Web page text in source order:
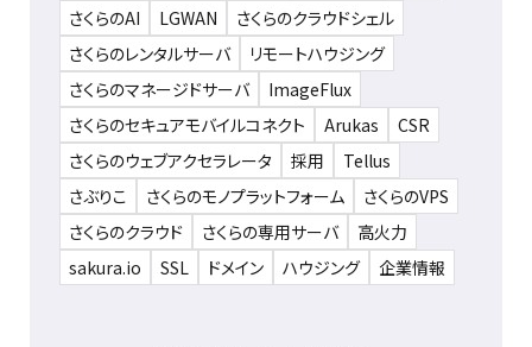
さくらのAI
LGWAN
さくらのクラウドシェル
さくらのレンタルサーバ
リモートハウジング
さくらのマネージドサーバ
ImageFlux
さくらのセキュアモバイルコネクト
Arukas
CSR
さくらのウェブアクセラレータ
採用
Tellus
さぶりこ
さくらのモノプラットフォーム
さくらのVPS
さくらのクラウド
さくらの専用サーバ
高火力
sakura.io
SSL ドメイン ハウジング 企業情報